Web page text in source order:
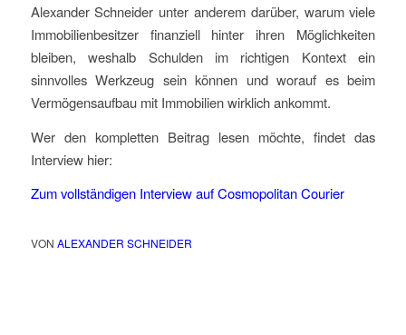
Alexander Schneider unter anderem darüber, warum viele
Immobilienbesitzer finanziell hinter ihren Möglichkeiten
bleiben, weshalb Schulden im richtigen Kontext ein
sinnvolles Werkzeug sein können und worauf es beim
Vermögensaufbau mit Immobilien wirklich ankommt.
Wer den kompletten Beitrag lesen möchte, findet das
Interview hier:
Zum vollständigen Interview auf Cosmopolitan Courier
VON ALEXANDER SCHNEIDER